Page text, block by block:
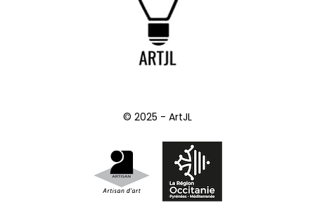
© 2025 - ArtJL